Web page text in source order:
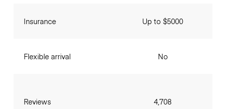
Insurance
Flexible arrival
Reviews
Up to $5000
No
4,708